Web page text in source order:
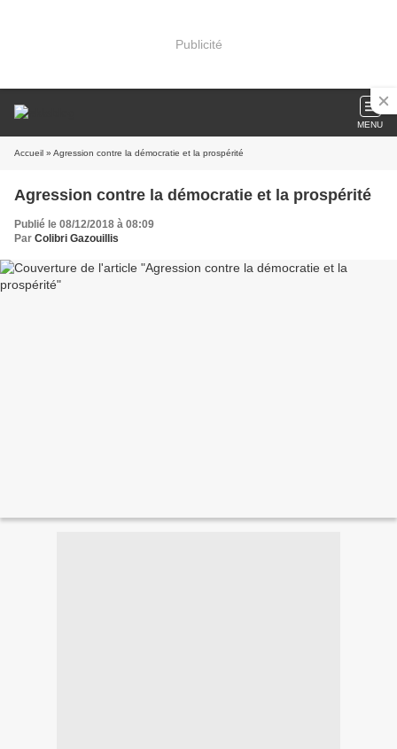
Publicité
MENU
Accueil » Agression contre la démocratie et la prospérité
Agression contre la démocratie et la prospérité
Publié le 08/12/2018 à 08:09
Par Colibri Gazouillis